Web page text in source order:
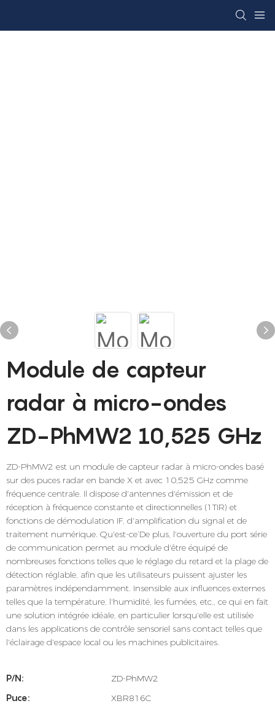
Module de capteur
radar à micro-ondes
ZD-PhMW2 10,525 GHz
ZD-PhMW2 est un module de capteur radar à micro-ondes basé
sur des puces radar en bande X et avec 10,525 GHz comme
fréquence centrale. Il dispose d'antennes d'émission et de
réception à fréquence constante et directionnelles (1TIR) et
fonctions de démodulation IF, d'amplification du signal et de
traitement numérique. Qu'est-ce’De plus, l'ouverture du port série
de communication permet au module d'être équipé de
nombreuses fonctions telles que le réglage du retard et la plage de
détection réglable, afin que les utilisateurs puissent ajuster les
paramètres indépendamment. Insensible aux influences externes
telles que la température, l'humidité, les fumées, etc., ce qui en fait
une solution intégrée idéale, en particulier lorsqu'elle est utilisée
dans les applications de contrôle sensoriel sans contact telles que
l'éclairage d'espace local ou les machines publicitaires.
P/N:
ZD-PhMW2
Puce:
XBR816C